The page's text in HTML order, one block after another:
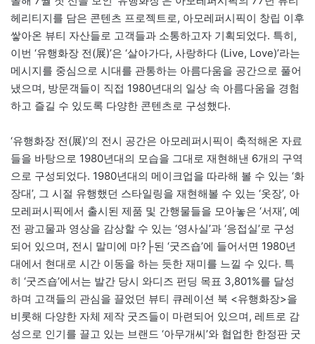
헤리티지를 담은 콘텐츠 프로젝트로, 아모레퍼시픽이 창립 이후
쌓아온 뷰티 자산들로 고객들과 소통하고자 기획되었다. 특히,
이번 ‘유행화장 전(展)’은 ‘살아가다, 사랑하다 (Live, Love)’라는
메시지를 중심으로 시대를 관통하는 아름다움을 공간으로 풀어
냈으며, 방문객들이 직접 1980년대의 일상 속 아름다움을 경험
하고 즐길 수 있도록 다양한 콘텐츠로 구성했다.
‘유행화장 전(展)’의 전시 공간은 아모레퍼시픽이 축적해온 자료
들을 바탕으로 1980년대의 모습을 그대로 재현해낸 6개의 구역
으로 구성되었다. 1980년대의 메이크업을 따라해 볼 수 있는 ‘화
장대’, 그 시절 유행했던 스타일링을 재현해볼 수 있는 ‘옷장’, 아
모레퍼시픽에서 출시된 제품 및 간행물들을 모아놓은 ‘서재’, 예
전 광고물과 영상을 감상할 수 있는 ‘영사실’과 ‘응접실’로 구성
되어 있으며, 전시 말미에 마?├된 ‘굿즈숍’에 들어서면 1980년
대에서 현대로 시간 이동을 하는 듯한 재미를 느낄 수 있다. 특
히 ‘굿즈숍’에서는 발간 당시 와디즈 펀딩 목표 3,801%를 달성
하며 고객들의 관심을 끌었던 뷰티 큐레이션 북 <유행화장>을
비롯해 다양한 자체 제작 굿즈들이 마련되어 있으며, 레트로 감
성으로 인기를 끌고 있는 브랜드 ‘아무개씨’와 협업한 한정판 굿